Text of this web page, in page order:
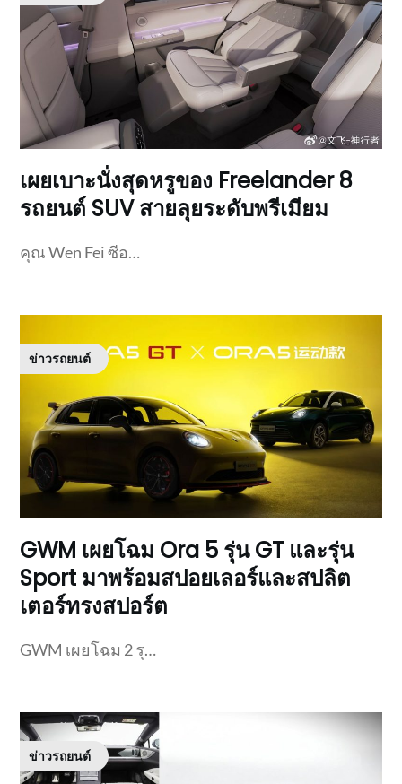
เผยเบาะนั่งสุดหรูของ Freelander 8
รถยนต์ SUV สายลุยระดับพรีเมียม
คุณ Wen Fei ซีอ…
ข่าวรถยนต์
GWM เผยโฉม Ora 5 รุ่น GT และรุ่น
Sport มาพร้อมสปอยเลอร์และสปลิต
เตอร์ทรงสปอร์ต
GWM เผยโฉม 2 รุ…
ข่าวรถยนต์